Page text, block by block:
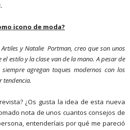
icono de moda?
y Natalie Portman, creo que son unos
estilo y la clase van de la mano. A pesar de
agregan toques modernos con los
tendencia.
¿Os gusta la idea de esta nueva
nota de unos cuantos consejos de
entenderíais por qué me pareció